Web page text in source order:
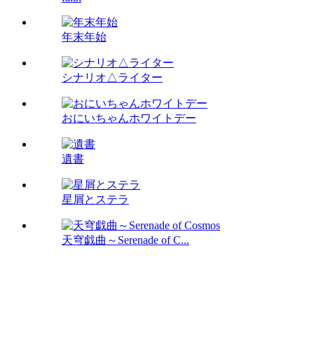
年末年始
シナリオ△ライター
おにいちゃんホワイトデー
遺書
星屑とステラ
天穹戯曲～Serenade of C...